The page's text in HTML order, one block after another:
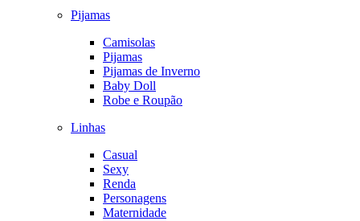
Pijamas
Camisolas
Pijamas
Pijamas de Inverno
Baby Doll
Robe e Roupão
Linhas
Casual
Sexy
Renda
Personagens
Maternidade